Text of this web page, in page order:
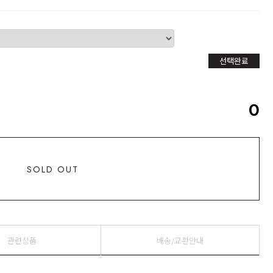
선택완료
0
SOLD OUT
관련상품 배송/교환안내